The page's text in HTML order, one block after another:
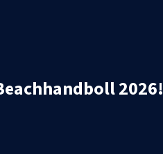
2026!